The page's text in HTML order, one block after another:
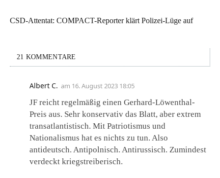
CSD-Attentat: COMPACT-Reporter klärt Polizei-Lüge auf
21 KOMMENTARE
Albert C. am 16. August 2023 18:05
JF reicht regelmäßig einen Gerhard-Löwenthal-
Preis aus. Sehr konservativ das Blatt, aber extrem
transatlantistisch. Mit Patriotismus und
Nationalismus hat es nichts zu tun. Also
antideutsch. Antipolnisch. Antirussisch. Zumindest
verdeckt kriegstreiberisch.